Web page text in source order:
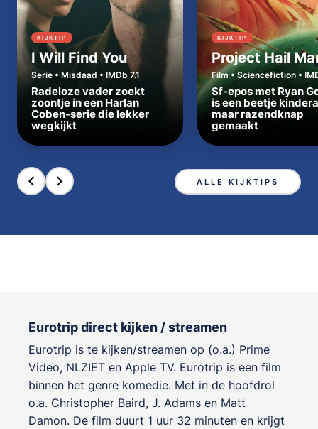
KIJKTIP
I Will Find You
Serie • Misdaad • IMDb 7.1
Radeloze vader zoekt
zoontje in een Harlan
Coben-serie die lekker
wegkijkt
KIJKTIP
Project Hail
Film • Sciencefiction •
Sf-epos met Ryan
is een beetje
maar razendknap
gemaakt
ALLE KIJKTIPS
Eurotrip direct kijken / streamen
Eurotrip is te kijken/streamen op (o.a.) Prime
Video, NLZIET en Apple TV. Eurotrip is een film
binnen het genre komedie. Met in de hoofdrol
o.a. Christopher Baird, J. Adams en Matt
Damon. De film duurt 1 uur 32 minuten en krijgt